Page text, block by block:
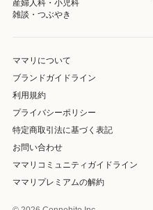
産婦人科・小児科
雑談・つぶやき
ママリについて
ブランドガイドライン
利用規約
プライバシーポリシー
特定商取引法に基づく表記
お問い合わせ
ママリコミュニティガイドライン
ママリプレミアムの解約